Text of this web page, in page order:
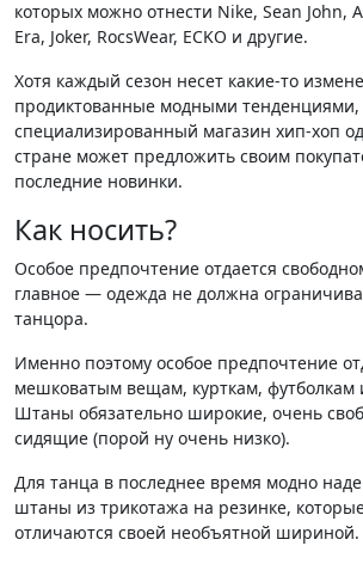
которых можно отнести Nike, Sean John,
Era, Joker, RocsWear, ECKO и другие.
Хотя каждый сезон несет какие-то
продиктованные модными
специализированный магазин хип-хоп
стране может предложить своим
последние новинки.
Как носить?
Особое предпочтение отдается
главное — одежда не должна
танцора.
Именно поэтому особое предпочтение
мешковатым вещам, курткам, футболкам
Штаны обязательно широкие, очень
сидящие (порой ну очень низко).
Для танца в последнее время модно
штаны из трикотажа на резинке,
отличаются своей необъятной шириной.